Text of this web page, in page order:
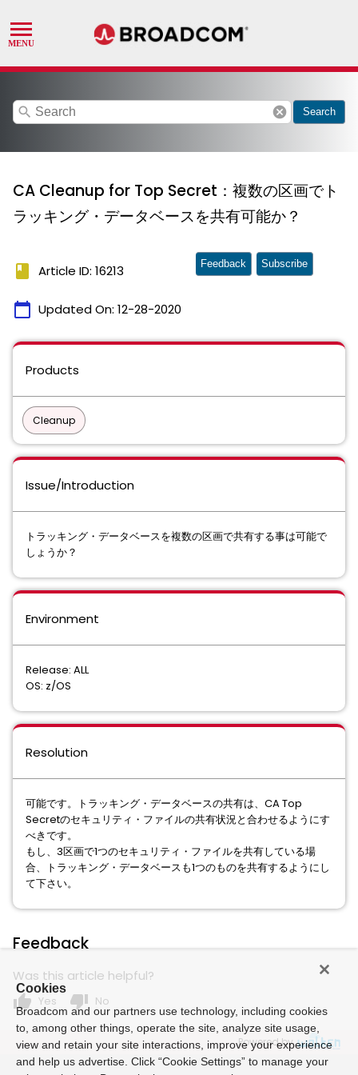
search cancel Search
CA Cleanup for Top Secret：複数の区画でト
ラッキング・データベースを共有可能か？
book Article ID: 16213
calendar_today Updated On: 12-28-2020
Feedback Subscribe
Products
Cleanup
Issue/Introduction
トラッキング・データベースを複数の区画で共有する事は可能で
しょうか？
Environment
Release: ALL
OS: z/OS
Resolution
可能です。トラッキング・データベースの共有は、CA Top
Secretのセキュリティ・ファイルの共有状況と合わせるようにす
べきです。
もし、3区画で1つのセキュリティ・ファイルを共有している場
合、トラッキング・データベースも1つのものを共有するようにし
て下さい。
Feedback
Was this article helpful?
thumb_up Yes thumb_down No
Powered by
Cookies
Broadcom and our partners use technology, including cookies
to, among other things, operate the site, analyze site usage,
view and retain your site interactions, improve your experience
and help us advertise. Click “Cookie Settings” to manage your